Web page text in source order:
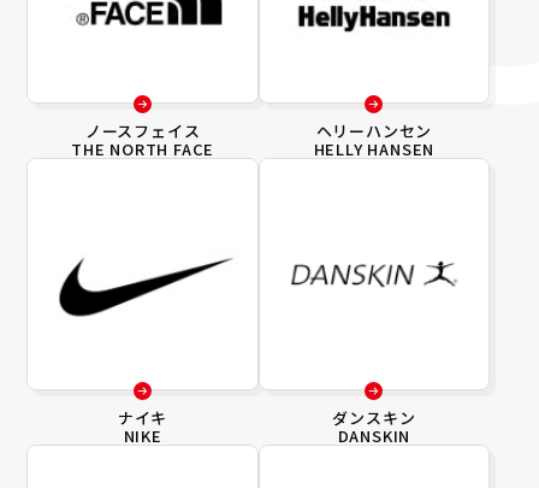
ノースフェイス
THE NORTH FACE
ヘリーハンセン
HELLY HANSEN
ナイキ
NIKE
ダンスキン
DANSKIN